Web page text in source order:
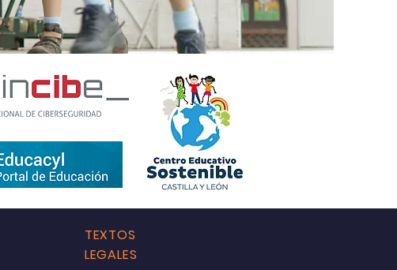
Han cantado...
TEXTOS
LEGALES